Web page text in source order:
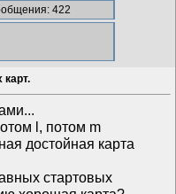
422
карт.
l, потом m
достойная карта
стартовых